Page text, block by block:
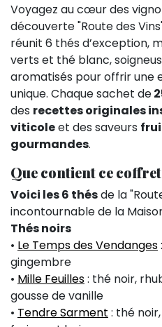
Voyagez au cœur des
découverte "Route des
réunit 6 thés d’exception,
verts et thé blanc,
aromatisés pour offrir une
unique. Chaque sachet de
des recettes originales
viticoleet des saveurs
gourmandes.
Que contient ce
Voici les 6 thésde la
incontournable de la
Thés noirs
• Le Temps des Vendanges
gingembre
• Mille Feuilles: thé noir,
gousse de vanille
• Tendre Sarment : thé